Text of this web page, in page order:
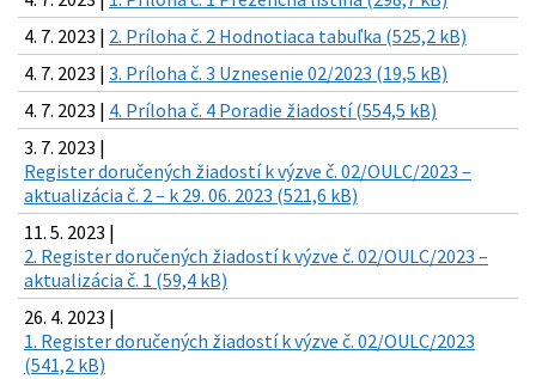
4. 7. 2023 | 2. Príloha č. 2 Hodnotiaca tabuľka (525,2 kB)
4. 7. 2023 | 3. Príloha č. 3 Uznesenie 02/2023 (19,5 kB)
4. 7. 2023 | 4. Príloha č. 4 Poradie žiadostí (554,5 kB)
3. 7. 2023 |
Register doručených žiadostí k výzve č. 02/OULC/2023 –
aktualizácia č. 2 – k 29. 06. 2023 (521,6 kB)
11. 5. 2023 |
2. Register doručených žiadostí k výzve č. 02/OULC/2023 –
aktualizácia č. 1 (59,4 kB)
26. 4. 2023 |
1. Register doručených žiadostí k výzve č. 02/OULC/2023
(541,2 kB)